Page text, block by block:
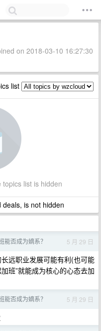
on 2018-03-10 16:27:30
list
list is hidden
is not hidden
能否成为嫡系？ 5 月 29 日
远职业发展可能有利(也可能
班”就能成为核心的心态去加
能否成为嫡系？ 5 月 29 日